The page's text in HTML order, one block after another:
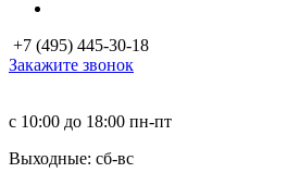
+7 (495) 445-30-18
Закажите звонок
с 10:00 до 18:00 пн-пт
Выходные: сб-вc